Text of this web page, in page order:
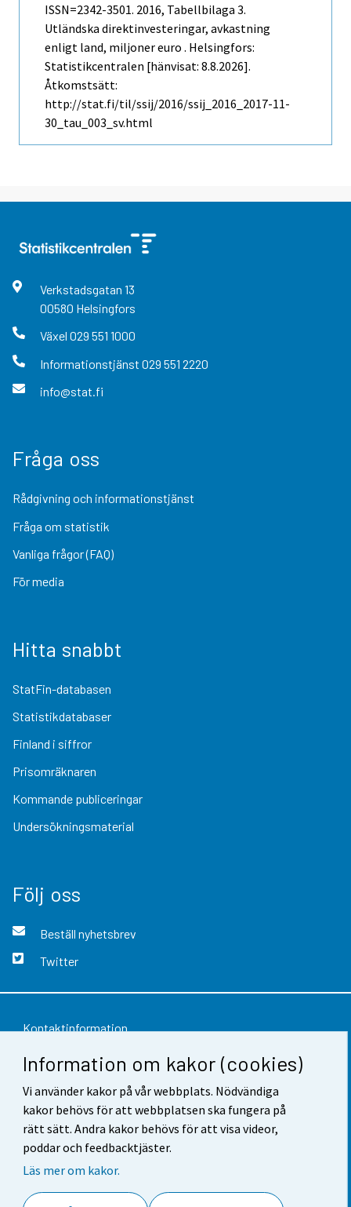
Information om kakor (cookies)
Vi använder kakor på vår webbplats. Nödvändiga
kakor behövs för att webbplatsen ska fungera på
rätt sätt. Andra kakor behövs för att visa videor,
poddar och feedbacktjäster.
Läs mer om kakor.
ISSN=2342-3501. 2016, Tabellbilaga 3.
Utländska direktinvesteringar, avkastning
enligt land, miljoner euro . Helsingfors:
Statistikcentralen [hänvisat: 8.8.2026].
Åtkomstsätt:
http://stat.fi/til/ssij/2016/ssij_2016_2017-11-
30_tau_003_sv.html
Verkstadsgatan 13
00580 Helsingfors
Växel 029 551 1000
Informationstjänst 029 551 2220
info@stat.fi
Fråga oss
Rådgivning och informationstjänst
Fråga om statistik
Vanliga frågor (FAQ)
För media
Hitta snabbt
StatFin-databasen
Statistikdatabaser
Finland i siffror
Prisomräknaren
Kommande publiceringar
Undersökningsmaterial
Följ oss
Beställ nyhetsbrev
Twitter
Kontaktinformation
Respons
Användarvillkor
Dataskydd
Tillgänglighet